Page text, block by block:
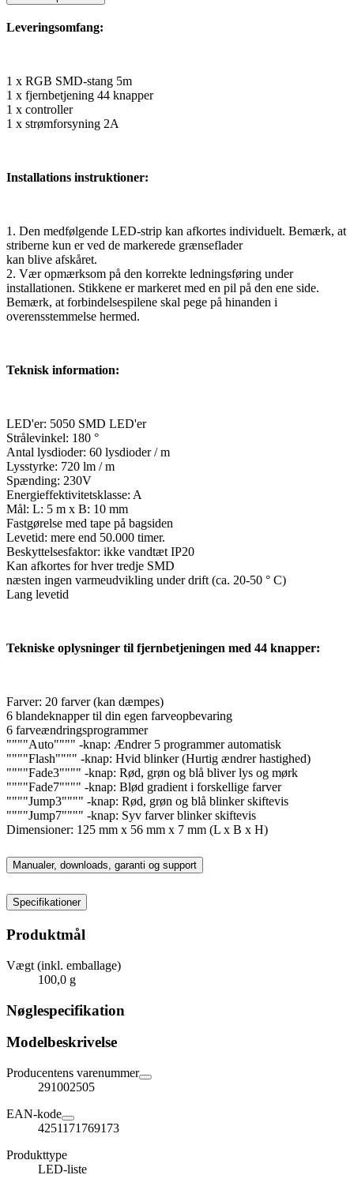
Leveringsomfang:
1 x RGB SMD-stang 5m
1 x fjernbetjening 44 knapper
1 x controller
1 x strømforsyning 2A
Installations instruktioner:
1. Den medfølgende LED-strip kan afkortes individuelt. Bemærk, at
striberne kun er ved de markerede grænseflader
kan blive afskåret.
2. Vær opmærksom på den korrekte ledningsføring under
installationen. Stikkene er markeret med en pil på den ene side.
Bemærk, at forbindelsespilene skal pege på hinanden i
overensstemmelse hermed.
Teknisk information:
LED'er: 5050 SMD LED'er
Strålevinkel: 180 °
Antal lysdioder: 60 lysdioder / m
Lysstyrke: 720 lm / m
Spænding: 230V
Energieffektivitetsklasse: A
Mål: L: 5 m x B: 10 mm
Fastgørelse med tape på bagsiden
Levetid: mere end 50.000 timer.
Beskyttelsesfaktor: ikke vandtæt IP20
Kan afkortes for hver tredje SMD
næsten ingen varmeudvikling under drift (ca. 20-50 ° C)
Lang levetid
Tekniske oplysninger til fjernbetjeningen med 44 knapper:
Farver: 20 farver (kan dæmpes)
6 blandeknapper til din egen farveopbevaring
6 farveændringsprogrammer
""""Auto"""" -knap: Ændrer 5 programmer automatisk
""""Flash"""" -knap: Hvid blinker (Hurtig ændrer hastighed)
""""Fade3"""" -knap: Rød, grøn og blå bliver lys og mørk
""""Fade7"""" -knap: Blød gradient i forskellige farver
""""Jump3"""" -knap: Rød, grøn og blå blinker skiftevis
""""Jump7"""" -knap: Syv farver blinker skiftevis
Dimensioner: 125 mm x 56 mm x 7 mm (L x B x H)
Manualer, downloads, garanti og support
Specifikationer
Produktmål
Vægt (inkl. emballage)
100,0 g
Nøglespecifikation
Modelbeskrivelse
Producentens varenummer
291002505
EAN-kode
4251171769173
Produkttype
LED-liste